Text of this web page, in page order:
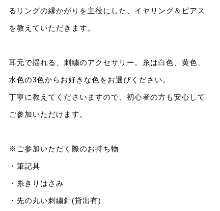
るリングの縁かがりを主役にした、イヤリング＆ピアス
を教えていただきます。
耳元で揺れる、刺繍のアクセサリー。糸は白色、黄色、
水色の3色からお好きな色をお選びください。
丁寧に教えてくださいますので、初心者の方も安心して
ご参加いただけます。
※ご参加いただく際のお持ち物
・筆記具
・糸きりはさみ
・先の丸い刺繍針(貸出有)